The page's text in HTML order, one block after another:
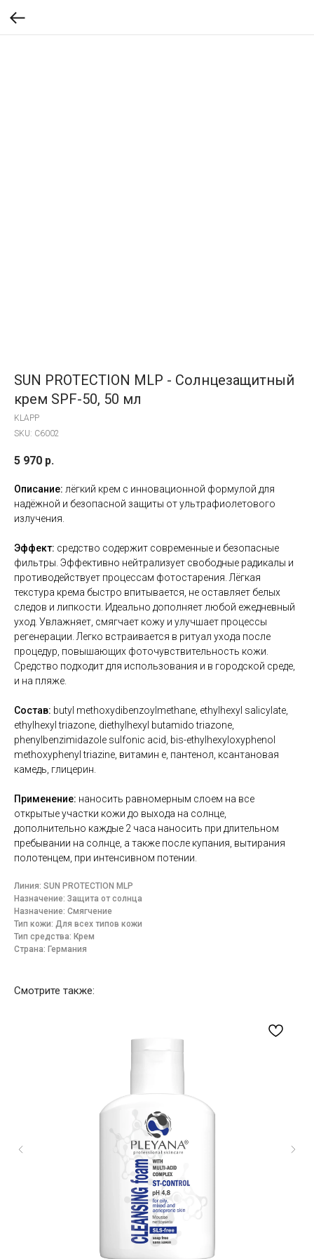
SUN PROTECTION MLP - Солнцезащитный
крем SPF-50, 50 мл
KLAPP
SKU: C6002
5 970 р.
Описание: лёгкий крем с инновационной формулой для
надёжной и безопасной защиты от ультрафиолетового
излучения.
Эффект: средство содержит современные и безопасные
фильтры. Эффективно нейтрализует свободные радикалы и
противодействует процессам фотостарения. Лёгкая
текстура крема быстро впитывается, не оставляет белых
следов и липкости. Идеально дополняет любой ежедневный
уход. Увлажняет, смягчает кожу и улучшает процессы
регенерации. Легко встраивается в ритуал ухода после
процедур, повышающих фоточувствительность кожи.
Средство подходит для использования и в городской среде,
и на пляже.
Состав: butyl methoxydibenzoylmethane, ethylhexyl salicylate,
ethylhexyl triazone, diethylhexyl butamido triazone,
phenylbenzimidazole sulfonic acid, bis-ethylhexyloxyphenol
methoxyphenyl triazine, витамин e, пантенол, ксантановая
камедь, глицерин.
Применение: наносить равномерным слоем на все
открытые участки кожи до выхода на солнце,
дополнительно каждые 2 часа наносить при длительном
пребывании на солнце, а также после купания, вытирания
полотенцем, при интенсивном потении.
Линия: SUN PROTECTION MLP
Назначение: Защита от солнца
Назначение: Смягчение
Тип кожи: Для всех типов кожи
Тип средства: Крем
Страна: Германия
Смотрите также: